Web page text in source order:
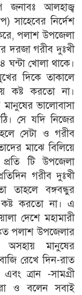
জনাবঃ আলহাজ্ব
নির্দেশ
করে, পলাশ উপজেলা
দরজা গরীব দুঃখী
ঘন্টা খোলা থাকে।
দিকে তাকালে
কষ্ট করতো না।
ভালোবাসা
সে যদি নিজের
সেটা ও গরীব
মাঝে বিলিয়ে
টি উপজেলা
গরীব দুঃখী
বঙ্গবন্ধুর
করতো না। এ
দেশে মহামারী
পলাশ উপজেলার
অসহায় মানুষের
রেখে দিন-রাত
ত্রান -সামগ্রী
ও বলেন সবাই